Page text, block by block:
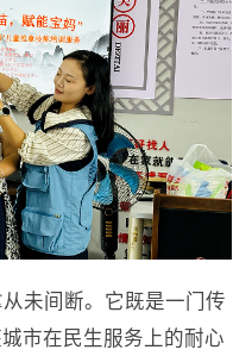
未间断。它既是一门传
市在民生服务上的耐心